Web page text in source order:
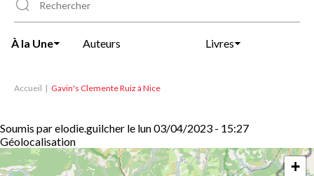
À la Une Auteurs Livres
Accueil Gavin's Clemente Ruiz à Nice
Soumis parelodie.guilcher le lun 03/04/2023 - 15:27
Géolocalisation
+